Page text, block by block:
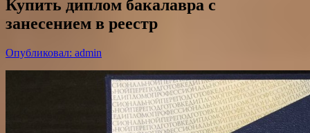
Купить диплом бакалавра с
занесением в реестр
Опубликовал: admin